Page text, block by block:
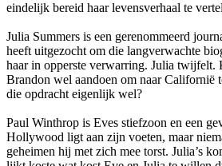
eindelijk bereid haar levensverhaal te
Julia Summers is een gerenommeerd
heeft uitgezocht om die langverwachte
haar in opperste verwarring. Julia twijfelt.
Brandon wel aandoen om naar Californië
die opdracht eigenlijk wel?
Paul Winthrop is Eves stiefzoon en een
Hollywood ligt aan zijn voeten, maar
geheimen hij met zich mee torst. Julia’s